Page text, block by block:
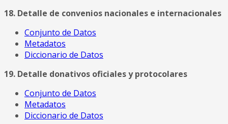
18. Detalle de convenios nacionales e internacionales
Conjunto de Datos
Metadatos
Diccionario de Datos
19. Detalle donativos oficiales y protocolares
Conjunto de Datos
Metadatos
Diccionario de Datos